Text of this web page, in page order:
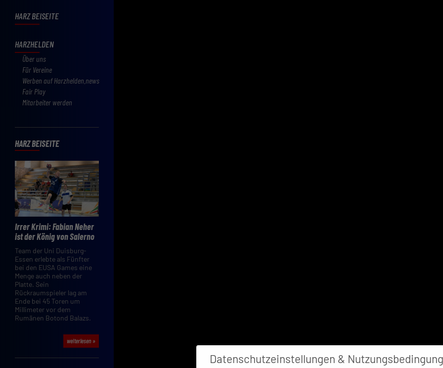
HARZ BEISEITE
HARZHELDEN
Über uns
Für Vereine
Werben auf Harzhelden.news
Fair Play
Mitarbeiter werden
HARZ BEISEITE
Irrer Krimi: Fabian Neher
ist der König von Salerno
Team der Uni Duisburg-
Essen erlebte als Fünfter
bei den EUSA Games eine
Menge auch neben der
Platte. Sein
Rückraumspieler lag am
Ende bei 45 Toren um
Millimeter vor dem
Rumänen Botond Balazs.
weiterlesen »
Datenschutzeinstellungen &